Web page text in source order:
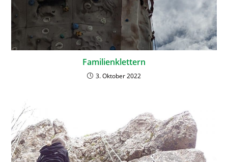
Familienklettern
3. Oktober 2022